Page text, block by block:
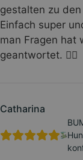
gestalten zu
Einfach super
man Fragen hat
geantwortet. 👍🏻
Catharina